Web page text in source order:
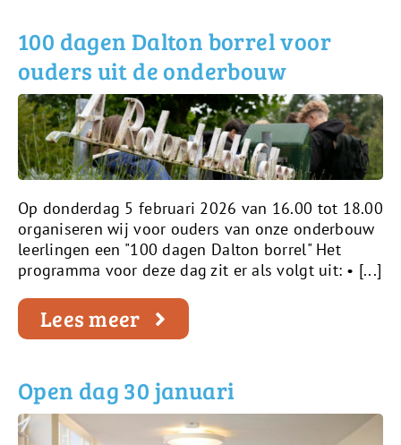
100 dagen Dalton borrel voor
ouders uit de onderbouw
Op donderdag 5 februari 2026 van 16.00 tot 18.00
organiseren wij voor ouders van onze onderbouw
leerlingen een "100 dagen Dalton borrel" Het
programma voor deze dag zit er als volgt uit: • [...]
Lees meer
Open dag 30 januari